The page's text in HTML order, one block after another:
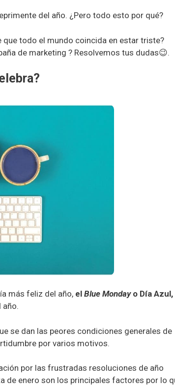
del año. ¿Pero todo esto por qué?
que todo el mundo coincida en estar triste?
de marketing ? Resolvemos tus dudas😉.
más feliz del año, el Blue Monday o Día Azul,
año.
se dan las peores condiciones generales de
por varios motivos.
por las frustradas resoluciones de año
de enero son los principales factores por lo